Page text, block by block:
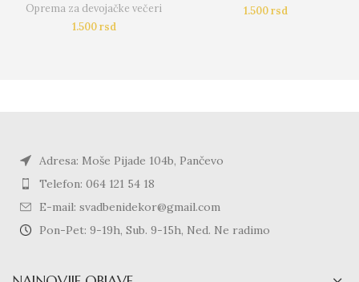
Oprema za devojačke večeri
1.500rsd
1.500rsd
Adresa: Moše Pijade 104b, Pančevo
Telefon: 064 121 54 18
E-mail: svadbenidekor@gmail.com
Pon-Pet: 9-19h, Sub. 9-15h, Ned. Ne radimo